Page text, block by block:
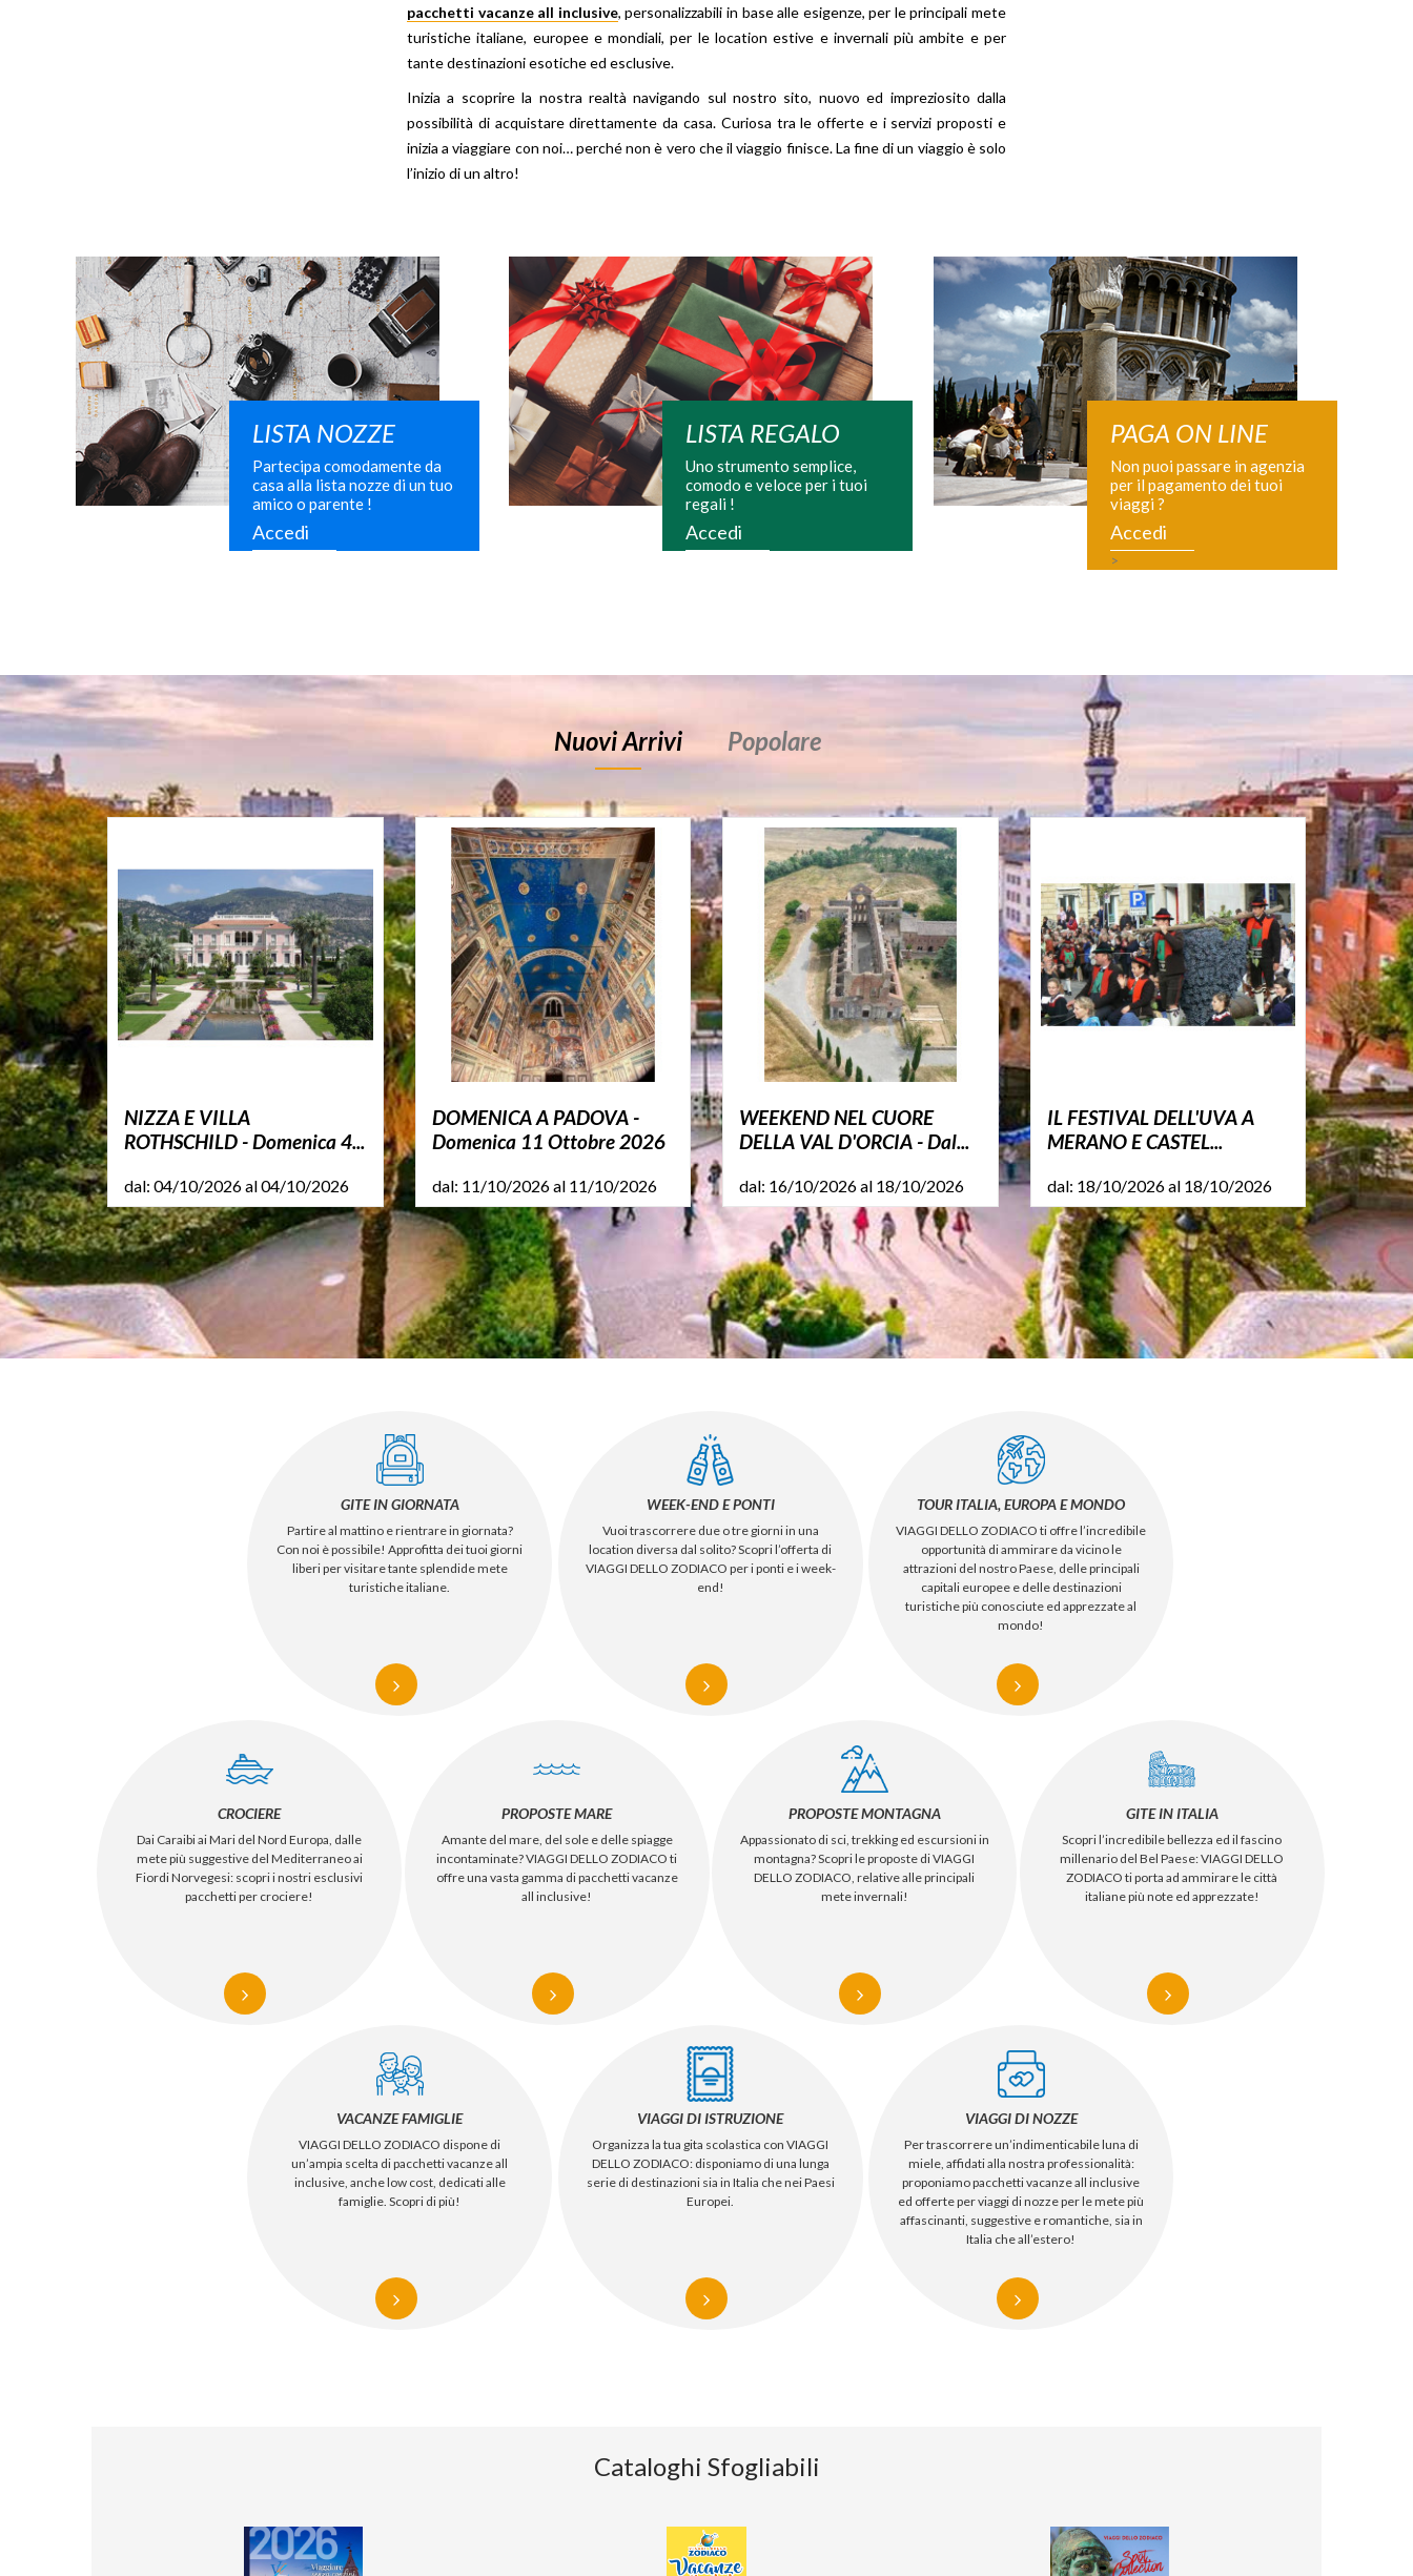
pacchetti vacanze all inclusive, personalizzabili in base alle esigenze, per le principali mete
turistiche italiane, europee e mondiali, per le location estive e invernali più ambite e per
tante destinazioni esotiche ed esclusive.
Inizia a scoprire la nostra realtà navigando sul nostro sito, nuovo ed impreziosito dalla
possibilità di acquistare direttamente da casa. Curiosa tra le offerte e i servizi proposti e
inizia a viaggiare con noi… perché non è vero che il viaggio finisce. La fine di un viaggio è solo
l’inizio di un altro!
LISTA NOZZE
Partecipa comodamente da
casa alla lista nozze di un tuo
amico o parente !
Accedi
PAGA ON LINE
Non puoi passare in agenzia
per il pagamento dei tuoi
viaggi ?
Accedi
>
LISTA REGALO
Uno strumento semplice,
comodo e veloce per i tuoi
regali !
Accedi
Nuovi Arrivi Popolare
NIZZA E VILLA
ROTHSCHILD - Domenica 4...
dal: 04/10/2026 al 04/10/2026
DOMENICA A PADOVA -
Domenica 11 Ottobre 2026
dal: 11/10/2026 al 11/10/2026
WEEKEND NEL CUORE
DELLA VAL D'ORCIA - Dal...
dal: 16/10/2026 al 18/10/2026
IL FESTIVAL DELL'UVA A
MERANO E CASTEL...
dal: 18/10/2026 al 18/10/2026
GITE IN GIORNATA
Partire al mattino e rientrare in giornata?
Con noi è possibile! Approfitta dei tuoi giorni
liberi per visitare tante splendide mete
turistiche italiane.
WEEK-END E PONTI
Vuoi trascorrere due o tre giorni in una
location diversa dal solito? Scopri l’offerta di
VIAGGI DELLO ZODIACO per i ponti e i week-
end!
TOUR ITALIA, EUROPA E MONDO
VIAGGI DELLO ZODIACO ti offre l’incredibile
opportunità di ammirare da vicino le
attrazioni del nostro Paese, delle principali
capitali europee e delle destinazioni
turistiche più conosciute ed apprezzate al
mondo!
CROCIERE
Dai Caraibi ai Mari del Nord Europa, dalle
mete più suggestive del Mediterraneo ai
Fiordi Norvegesi: scopri i nostri esclusivi
pacchetti per crociere!
PROPOSTE MARE
Amante del mare, del sole e delle spiagge
incontaminate? VIAGGI DELLO ZODIACO ti
offre una vasta gamma di pacchetti vacanze
all inclusive!
PROPOSTE MONTAGNA
Appassionato di sci, trekking ed escursioni in
montagna? Scopri le proposte di VIAGGI
DELLO ZODIACO, relative alle principali
mete invernali!
GITE IN ITALIA
Scopri l’incredibile bellezza ed il fascino
millenario del Bel Paese: VIAGGI DELLO
ZODIACO ti porta ad ammirare le città
italiane più note ed apprezzate!
VACANZE FAMIGLIE
VIAGGI DELLO ZODIACO dispone di
un’ampia scelta di pacchetti vacanze all
inclusive, anche low cost, dedicati alle
famiglie. Scopri di più!
VIAGGI DI ISTRUZIONE
Organizza la tua gita scolastica con VIAGGI
DELLO ZODIACO: disponiamo di una lunga
serie di destinazioni sia in Italia che nei Paesi
Europei.
VIAGGI DI NOZZE
Per trascorrere un’indimenticabile luna di
miele, affidati alla nostra professionalità:
proponiamo pacchetti vacanze all inclusive
ed offerte per viaggi di nozze per le mete più
affascinanti, suggestive e romantiche, sia in
Italia che all’estero!
Cataloghi Sfogliabili